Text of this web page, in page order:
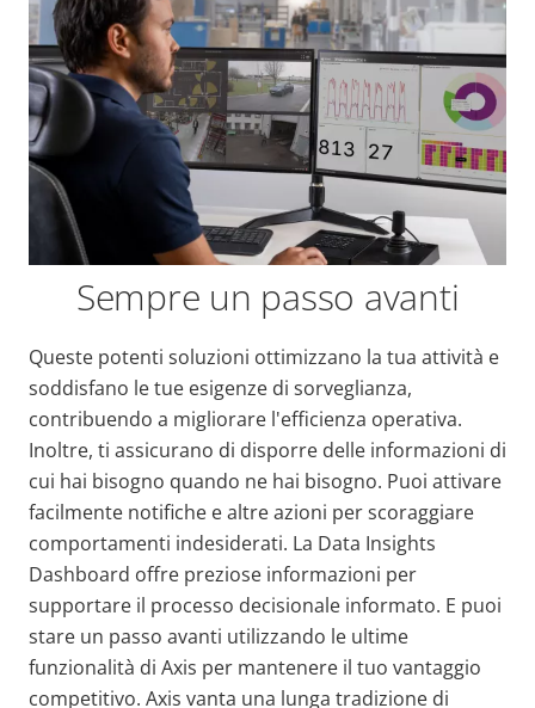
Sempre un passo avanti
Queste potenti soluzioni ottimizzano la tua attività e
soddisfano le tue esigenze di sorveglianza,
contribuendo a migliorare l'efficienza operativa.
Inoltre, ti assicurano di disporre delle informazioni di
cui hai bisogno quando ne hai bisogno. Puoi attivare
facilmente notifiche e altre azioni per scoraggiare
comportamenti indesiderati. La Data Insights
Dashboard offre preziose informazioni per
supportare il processo decisionale informato. E puoi
stare un passo avanti utilizzando le ultime
funzionalità di Axis per mantenere il tuo vantaggio
competitivo. Axis vanta una lunga tradizione di